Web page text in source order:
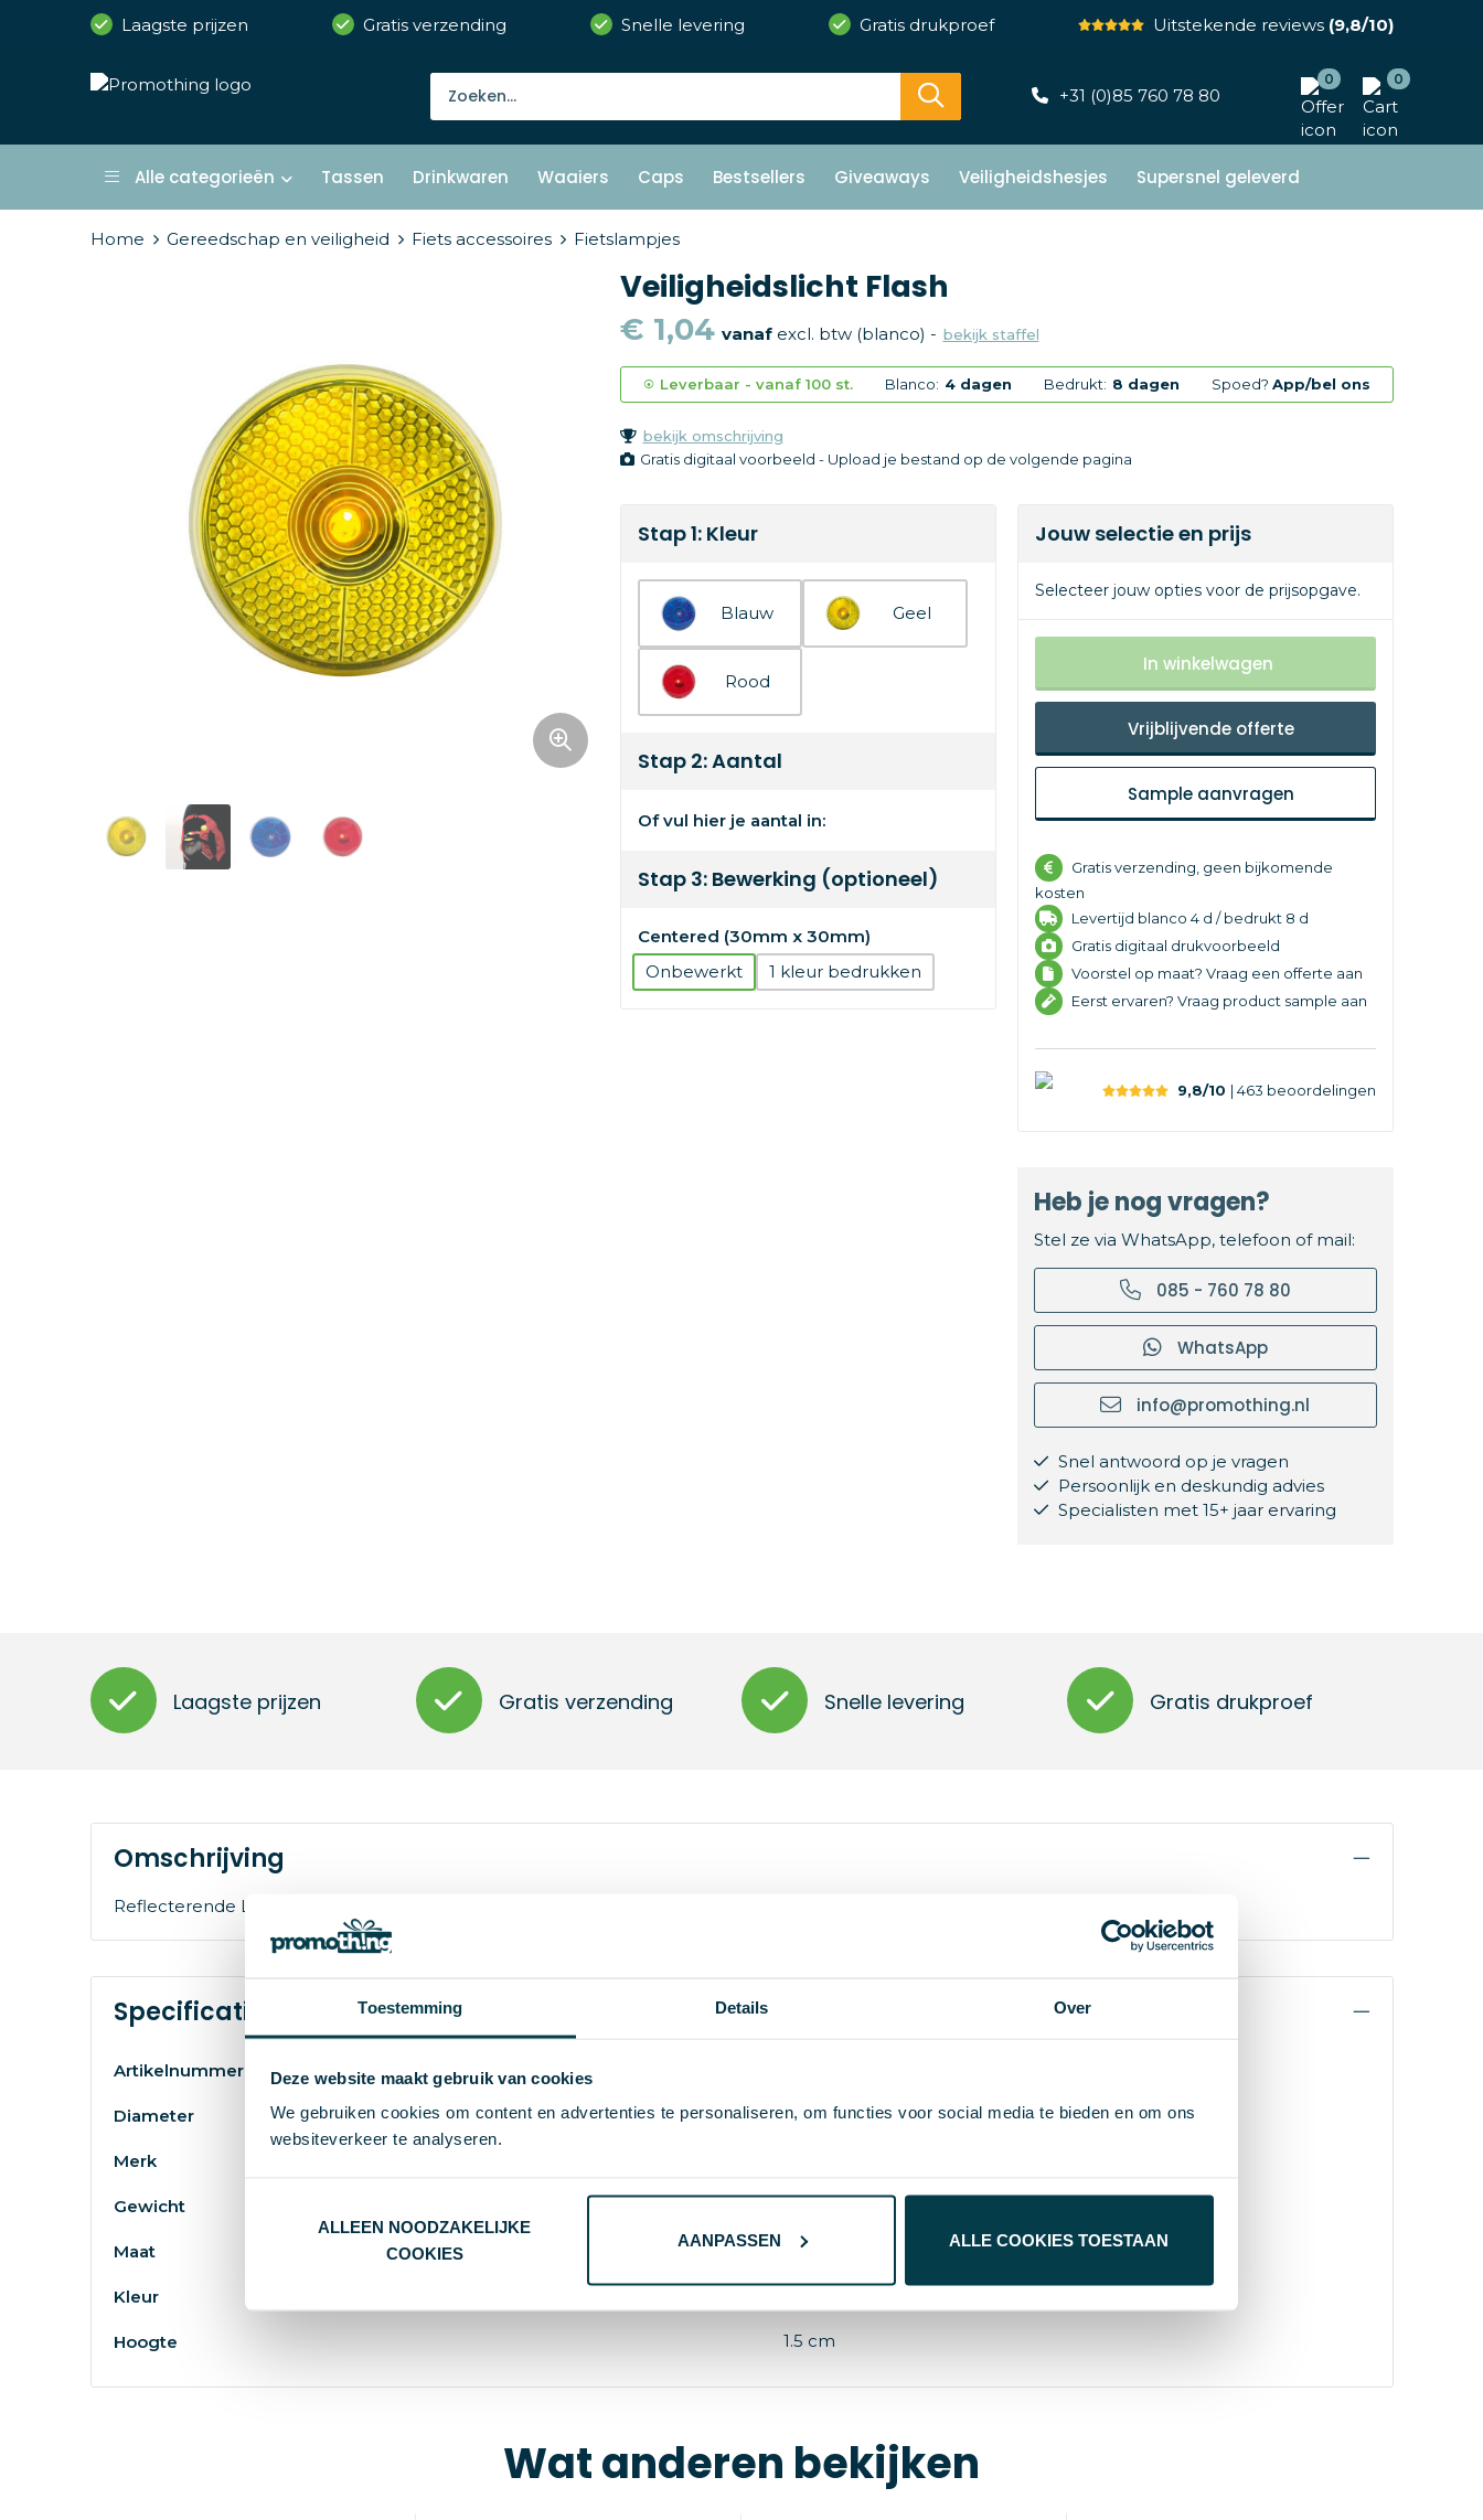
Toestemming Details Over
Deze website maakt gebruik van cookies
We gebruiken cookies om content en advertenties te personaliseren, om functies voor social media te bieden en om ons
websiteverkeer te analyseren.
ALLEEN NOODZAKELIJKE
COOKIES
AANPASSEN ALLE COOKIES TOESTAAN
Laagste prijzen Gratis verzending Snelle levering Gratis drukproef Uitstekende reviews(9,8/10)
+31 (0)85 760 78 80
0 0
Alle categorieën Tassen Drinkwaren Waaiers Caps Bestsellers Giveaways Veiligheidshesjes Supersnel geleverd
Home Gereedschap en veiligheid Fiets accessoires Fietslampjes
Veiligheidslicht Flash
€ 1,04 vanafexcl. btw (blanco) - bekijk staffel
Leverbaar - vanaf 100 st. Blanco: 4 dagen Bedrukt: 8 dagen Spoed? App/bel ons
bekijk omschrijving
Gratis digitaal voorbeeld - Upload je bestand op de volgende pagina
Stap 1: Kleur
Blauw Geel
Rood
Stap 2: Aantal
Of vul hier je aantal in:
Stap 3: Bewerking (optioneel)
Centered (30mm x 30mm)
Onbewerkt
1
Jouw selectie en prijs
Selecteer jouw opties voor de prijsopgave.
In winkelwagen
Vrijblijvende offerte
Sample aanvragen
Gratis verzending, geen bijkomende
kosten
Levertijd blanco 4 d / bedrukt 8 d
Gratis digitaal drukvoorbeeld
Voorstel op maat? Vraag een offerte aan
Eerst ervaren? Vraag product sample aan
9,8/10 | 463 beoordelingen
Heb je nog vragen?
Stel ze via WhatsApp, telefoon of mail:
085 - 760 78 80
WhatsApp
info@promothing.nl
Snel antwoord op je vragen
Persoonlijk en deskundig advies
Specialisten met 15+ jaar ervaring
Laagste prijzen Gratis verzending Snelle levering Gratis drukproef
Omschrijving
Reflecterende LED-clip in verschillende kleuren. Inclusief knoopcel batterij.
Specificaties
Artikelnummer
Diameter 4.9 cm
Merk
Gewicht 16 g
Maat S/T
Kleur
Hoogte 1.5 cm
Wat anderen bekijken